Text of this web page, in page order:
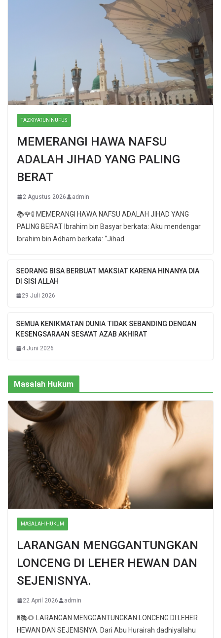
TAZKIYATUN NUFUS
MEMERANGI HAWA NAFSU
ADALAH JIHAD YANG PALING
BERAT
2 Agustus 2026 admin
📚🌹🚦 MEMERANGI HAWA NAFSU ADALAH JIHAD YANG
PALING BERAT Ibrahim bin Basyar berkata: Aku mendengar
Ibrahim bin Adham berkata: “Jihad
SEORANG BISA BERBUAT MAKSIAT KARENA HINANYA DIA
DI SISI ALLAH
29 Juli 2026
SEMUA KENIKMATAN DUNIA TIDAK SEBANDING DENGAN
KESENGSARAAN SESA’AT AZAB AKHIRAT
4 Juni 2026
Masalah Hukum
MASALAH HUKUM
LARANGAN MENGGANTUNGKAN
LONCENG DI LEHER HEWAN DAN
SEJENISNYA.
22 April 2026 admin
🚦📚🌻 LARANGAN MENGGANTUNGKAN LONCENG DI LEHER
HEWAN DAN SEJENISNYA. Dari Abu Hurairah dadhiyallahu